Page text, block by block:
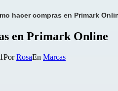
hacer compras en Primark
en Primark Online
PorRosa
Categorizado
Marcas